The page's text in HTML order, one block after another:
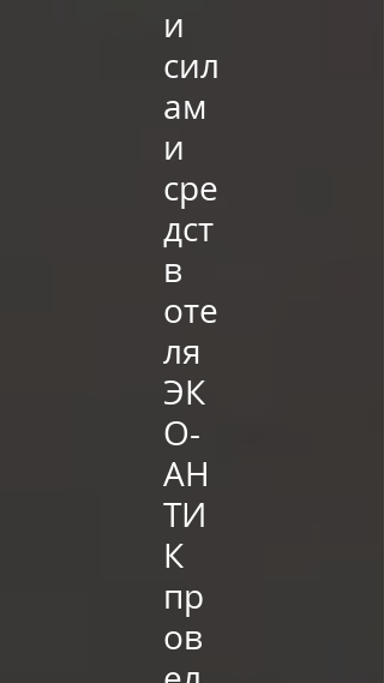
и
сил
ам
и
сре
дст
в
оте
ля
ЭК
О-
АН
ТИ
К
пр
ов